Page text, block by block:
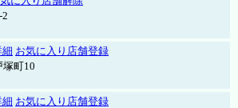
細 お気に入り店舗登録
町10
細 お気に入り店舗登録